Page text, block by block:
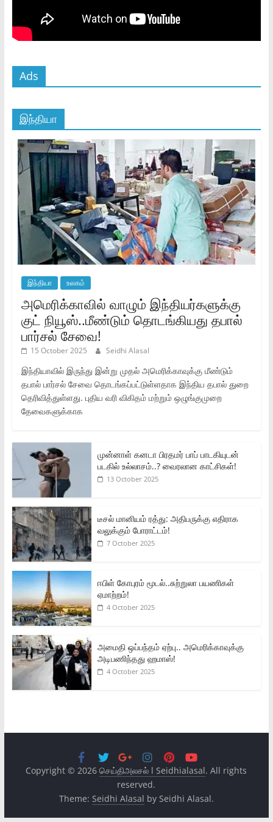
Ads
இந்தியா
இந்தியா உலகம்
அமெரிக்காவில் வாழும் இந்தியர்களுக்கு
குட் நியூஸ்..மீண்டும் தொடங்கியது தபால்
பார்சல் சேவை!
15 October 2025 Seidhi Alasal
இந்தியாவில் இருந்து இன்று முதல் அமெரிக்காவுக்கு மீண்டும்
தபால் பார்சல் சேவை தொடங்கப்பட்டுள்ளதாக இந்திய தபால் துறை
தெரிவித்துள்ளது. புதிய வரி விகிதம் மற்றும் ஒழுங்குமுறை
தேவைகளுக்காக
முன்னாள் கனடா பிரதமர் பாப் பாடகியுடன்
படகில் உல்லாசம்..? வைரலான காட்சிகள்!
13 October 2025
டீசல் மானியம் ரத்து: அதிபருக்கு எதிராக
வலுக்கும் போராட்டம்!
7 October 2025
ஈபிள் கோபுரம் மூடல்..சுற்றுலா பயணிகள்
ஏமாற்றம்!
4 October 2025
அமைதி ஒப்பந்தம் ஏற்பு.. அமெரிக்காவுக்கு
அடிபணிந்தது ஹமாஸ்!
4 October 2025
Copyright © 2026செய்திஅலசல் l Seidhialasal. All rights
reserved.
Theme: Seidhi Alasal by Seidhi Alasal.